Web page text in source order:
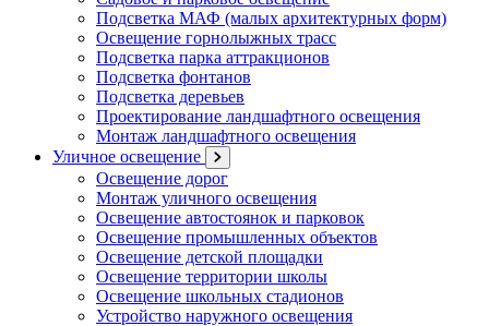
Подсветка МАФ (малых архитектурных форм)
Освещение горнолыжных трасс
Подсветка парка аттракционов
Подсветка фонтанов
Подсветка деревьев
Проектирование ландшафтного освещения
Монтаж ландшафтного освещения
Уличное освещение
Освещение дорог
Монтаж уличного освещения
Освещение автостоянок и парковок
Освещение промышленных объектов
Освещение детской площадки
Освещение территории школы
Освещение школьных стадионов
Устройство наружного освещения